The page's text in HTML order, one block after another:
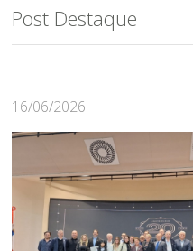
Post Destaque
16/06/2026